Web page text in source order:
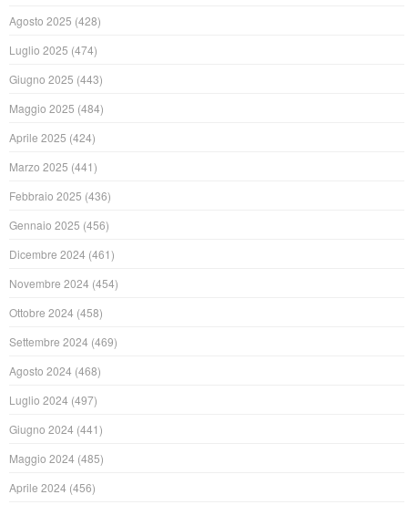
Agosto 2025 (428)
Luglio 2025 (474)
Giugno 2025 (443)
Maggio 2025 (484)
Aprile 2025 (424)
Marzo 2025 (441)
Febbraio 2025 (436)
Gennaio 2025 (456)
Dicembre 2024 (461)
Novembre 2024 (454)
Ottobre 2024 (458)
Settembre 2024 (469)
Agosto 2024 (468)
Luglio 2024 (497)
Giugno 2024 (441)
Maggio 2024 (485)
Aprile 2024 (456)